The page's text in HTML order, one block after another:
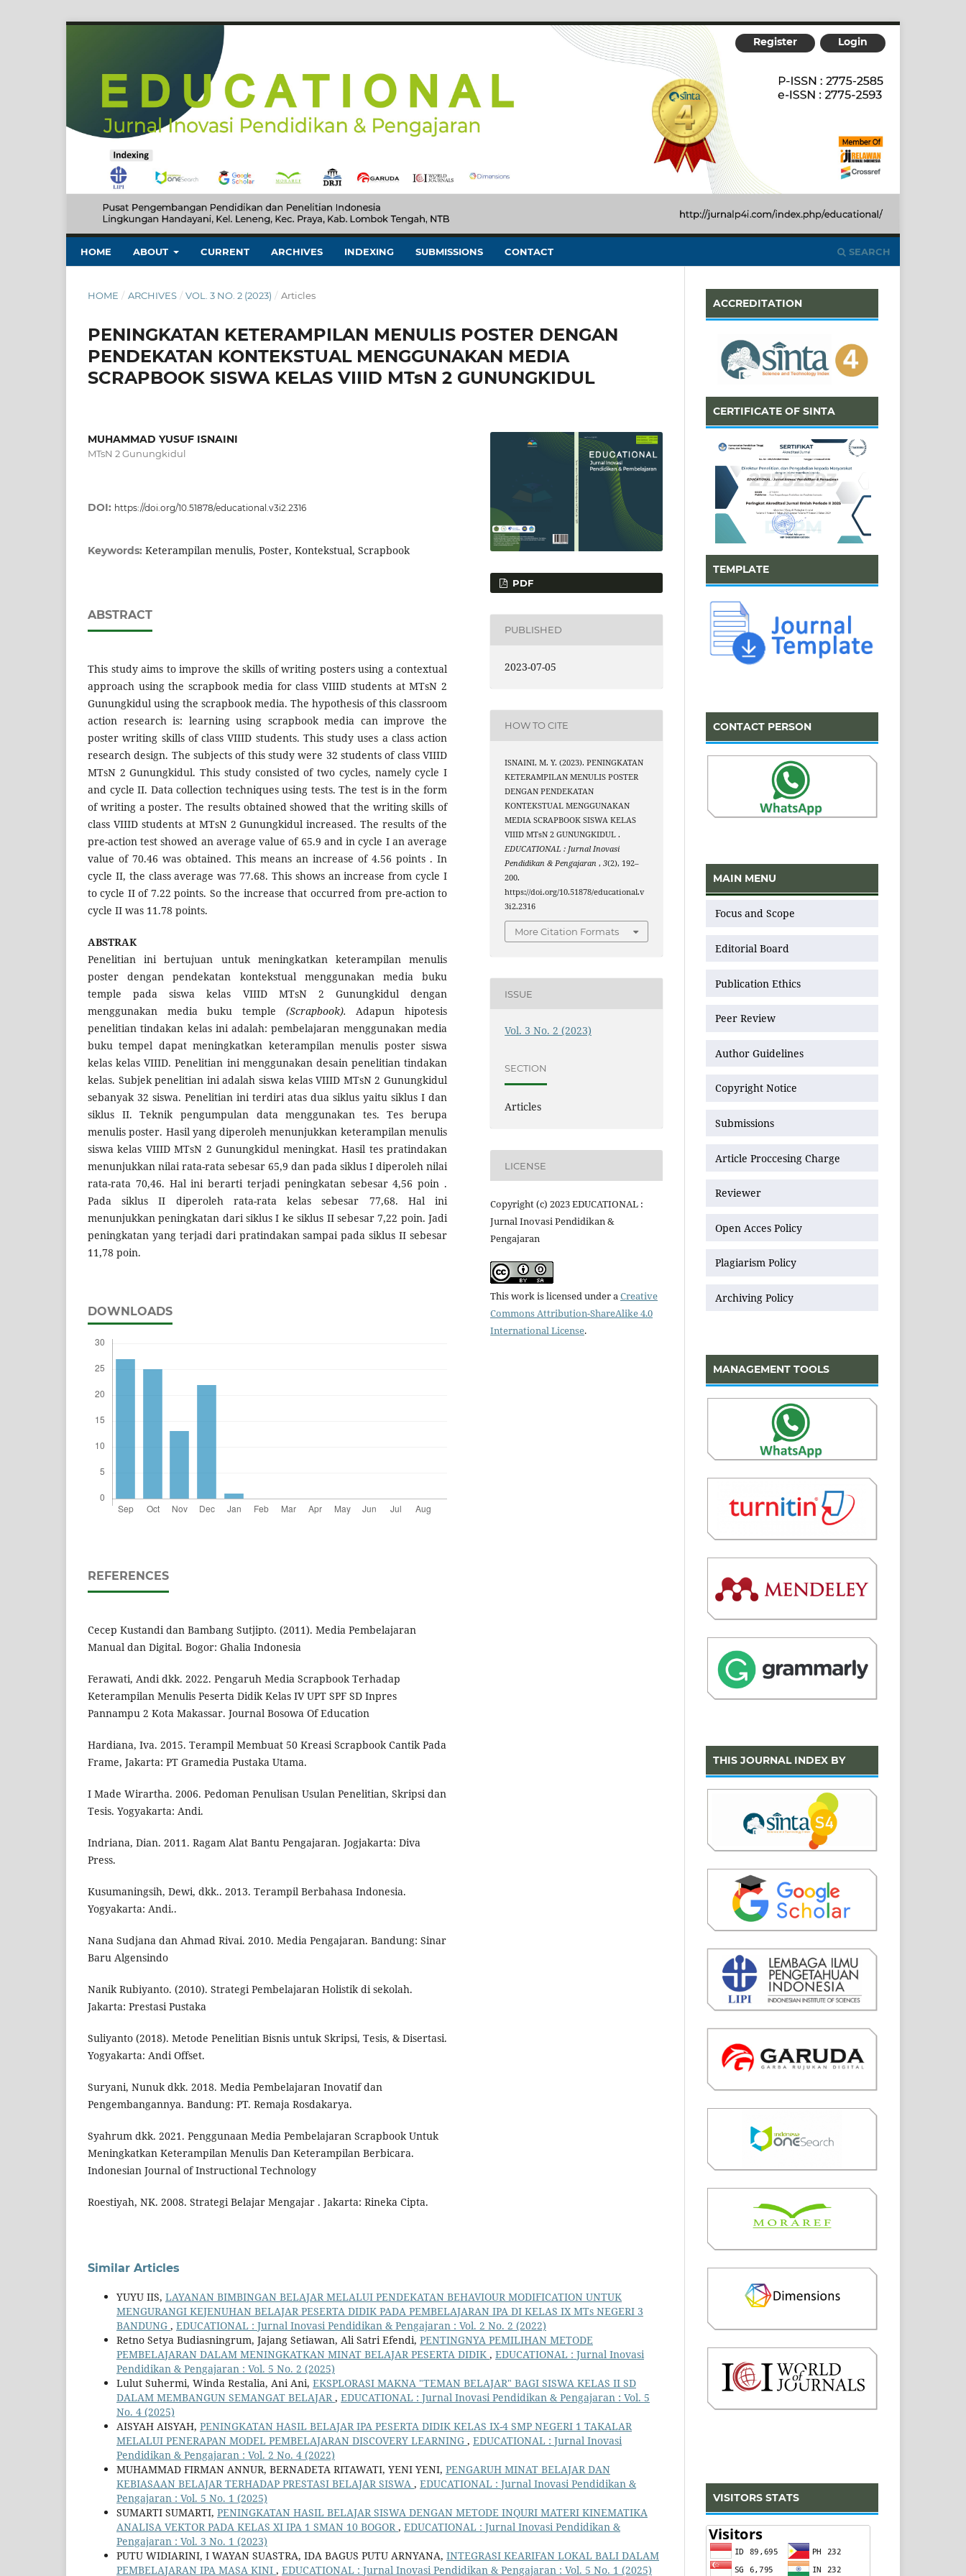
HOME ABOUT CURRENT ARCHIVES INDEXING SUBMISSIONS CONTACT SEARCH
Register Login
HOME / ARCHIVES / VOL. 3 NO. 2 (2023) / Articles
PENINGKATAN KETERAMPILAN MENULIS POSTER DENGAN
PENDEKATAN KONTEKSTUAL MENGGUNAKAN MEDIA
SCRAPBOOK SISWA KELAS VIIID MTsN 2 GUNUNGKIDUL
MUHAMMAD YUSUF ISNAINI
MTsN 2 Gunungkidul
DOI: https://doi.org/10.51878/educational.v3i2.2316
Keywords: Keterampilan menulis, Poster, Kontekstual, Scrapbook
ABSTRACT
This study aims to improve the skills of writing posters using a contextual
approach using the scrapbook media for class VIIID students at MTsN 2
Gunungkidul using the scrapbook media. The hypothesis of this classroom
action research is: learning using scrapbook media can improve the
poster writing skills of class VIIID students. This study uses a class action
research design. The subjects of this study were 32 students of class VIIID
MTsN 2 Gunungkidul. This study consisted of two cycles, namely cycle I
and cycle II. Data collection techniques using tests. The test is in the form
of writing a poster. The results obtained showed that the writing skills of
class VIIID students at MTsN 2 Gunungkidul increased. The results of the
pre-action test showed an average value of 65.9 and in cycle I an average
value of 70.46 was obtained. This means an increase of 4.56 points . In
cycle II, the class average was 77.68. This shows an increase from cycle I
to cycle II of 7.22 points. So the increase that occurred from pre-action to
cycle II was 11.78 points.
ABSTRAK
Penelitian ini bertujuan untuk meningkatkan keterampilan menulis
poster dengan pendekatan kontekstual menggunakan media buku
temple pada siswa kelas VIIID MTsN 2 Gunungkidul dengan
menggunakan media buku temple (Scrapbook). Adapun hipotesis
penelitian tindakan kelas ini adalah: pembelajaran menggunakan media
buku tempel dapat meningkatkan keterampilan menulis poster siswa
kelas kelas VIIID. Penelitian ini menggunakan desain penelitian tindakan
kelas. Subjek penelitian ini adalah siswa kelas VIIID MTsN 2 Gunungkidul
sebanyak 32 siswa. Penelitian ini terdiri atas dua siklus yaitu siklus I dan
siklus II. Teknik pengumpulan data menggunakan tes. Tes berupa
menulis poster. Hasil yang diperoleh menunjukkan keterampilan menulis
siswa kelas VIIID MTsN 2 Gunungkidul meningkat. Hasil tes pratindakan
menunjukkan nilai rata-rata sebesar 65,9 dan pada siklus I diperoleh nilai
rata-rata 70,46. Hal ini berarti terjadi peningkatan sebesar 4,56 poin .
Pada siklus II diperoleh rata-rata kelas sebesar 77,68. Hal ini
menunjukkan peningkatan dari siklus I ke siklus II sebesar 7,22 poin. Jadi
peningkatan yang terjadi dari pratindakan sampai pada siklus II sebesar
11,78 poin.
DOWNLOADS
REFERENCES
Cecep Kustandi dan Bambang Sutjipto. (2011). Media Pembelajaran
Manual dan Digital. Bogor: Ghalia Indonesia
Ferawati, Andi dkk. 2022. Pengaruh Media Scrapbook Terhadap
Keterampilan Menulis Peserta Didik Kelas IV UPT SPF SD Inpres
Pannampu 2 Kota Makassar. Journal Bosowa Of Education
Hardiana, Iva. 2015. Terampil Membuat 50 Kreasi Scrapbook Cantik Pada
Frame, Jakarta: PT Gramedia Pustaka Utama.
I Made Wirartha. 2006. Pedoman Penulisan Usulan Penelitian, Skripsi dan
Tesis. Yogyakarta: Andi.
Indriana, Dian. 2011. Ragam Alat Bantu Pengajaran. Jogjakarta: Diva
Press.
Kusumaningsih, Dewi, dkk.. 2013. Terampil Berbahasa Indonesia.
Yogyakarta: Andi..
Nana Sudjana dan Ahmad Rivai. 2010. Media Pengajaran. Bandung: Sinar
Baru Algensindo
Nanik Rubiyanto. (2010). Strategi Pembelajaran Holistik di sekolah.
Jakarta: Prestasi Pustaka
Suliyanto (2018). Metode Penelitian Bisnis untuk Skripsi, Tesis, & Disertasi.
Yogyakarta: Andi Offset.
Suryani, Nunuk dkk. 2018. Media Pembelajaran Inovatif dan
Pengembangannya. Bandung: PT. Remaja Rosdakarya.
Syahrum dkk. 2021. Penggunaan Media Pembelajaran Scrapbook Untuk
Meningkatkan Keterampilan Menulis Dan Keterampilan Berbicara.
Indonesian Journal of Instructional Technology
Roestiyah, NK. 2008. Strategi Belajar Mengajar . Jakarta: Rineka Cipta.
PDF
PUBLISHED
2023-07-05
HOW TO CITE
ISNAINI, M. Y. (2023). PENINGKATAN
KETERAMPILAN MENULIS POSTER
DENGAN PENDEKATAN
KONTEKSTUAL MENGGUNAKAN
MEDIA SCRAPBOOK SISWA KELAS
VIIID MTsN 2 GUNUNGKIDUL .
EDUCATIONAL : Jurnal Inovasi
Pendidikan & Pengajaran,3(2), 192–
200.
https://doi.org/10.51878/educational.v
3i2.2316
More Citation Formats
ISSUE
Vol. 3 No. 2 (2023)
SECTION
Articles
LICENSE
Copyright (c) 2023 EDUCATIONAL :
Jurnal Inovasi Pendidikan &
Pengajaran
This work is licensed under aCreative
Commons Attribution-ShareAlike 4.0
International License.
Similar Articles
YUYU IIS, LAYANAN BIMBINGAN BELAJAR MELALUI PENDEKATAN BEHAVIOUR MODIFICATION UNTUK
MENGURANGI KEJENUHAN BELAJAR PESERTA DIDIK PADA PEMBELAJARAN IPA DI KELAS IX MTs NEGERI 3
BANDUNG , EDUCATIONAL : Jurnal Inovasi Pendidikan & Pengajaran : Vol. 2 No. 2 (2022)
Retno Setya Budiasningrum, Jajang Setiawan, Ali Satri Efendi, PENTINGNYA PEMILIHAN METODE
PEMBELAJARAN DALAM MENINGKATKAN MINAT BELAJAR PESERTA DIDIK , EDUCATIONAL : Jurnal Inovasi
Pendidikan & Pengajaran : Vol. 5 No. 2 (2025)
Lulut Suhermi, Winda Restalia, Ani Ani, EKSPLORASI MAKNA "TEMAN BELAJAR" BAGI SISWA KELAS II SD
DALAM MEMBANGUN SEMANGAT BELAJAR, EDUCATIONAL : Jurnal Inovasi Pendidikan & Pengajaran : Vol. 5
No. 4 (2025)
AISYAH AISYAH, PENINGKATAN HASIL BELAJAR IPA PESERTA DIDIK KELAS IX-4 SMP NEGERI 1 TAKALAR
MELALUI PENERAPAN MODEL PEMBELAJARAN DISCOVERY LEARNING , EDUCATIONAL : Jurnal Inovasi
Pendidikan & Pengajaran : Vol. 2 No. 4 (2022)
MUHAMMAD FIRMAN ANNUR, BERNADETA RITAWATI, YENI YENI, PENGARUH MINAT BELAJAR DAN
KEBIASAAN BELAJAR TERHADAP PRESTASI BELAJAR SISWA , EDUCATIONAL : Jurnal Inovasi Pendidikan &
Pengajaran : Vol. 5 No. 1 (2025)
SUMARTI SUMARTI, PENINGKATAN HASIL BELAJAR SISWA DENGAN METODE INQURI MATERI KINEMATIKA
ANALISA VEKTOR PADA KELAS XI IPA 1 SMAN 10 BOGOR, EDUCATIONAL : Jurnal Inovasi Pendidikan &
Pengajaran : Vol. 3 No. 1 (2023)
PUTU WIDIARINI, I WAYAN SUASTRA, IDA BAGUS PUTU ARNYANA, INTEGRASI KEARIFAN LOKAL BALI DALAM
PEMBELAJARAN IPA MASA KINI , EDUCATIONAL : Jurnal Inovasi Pendidikan & Pengajaran : Vol. 5 No. 1 (2025)
ACCREDITATION
CERTIFICATE OF SINTA
TEMPLATE
CONTACT PERSON
MAIN MENU
Focus and Scope
Editorial Board
Publication Ethics
Peer Review
Author Guidelines
Copyright Notice
Submissions
Article Proccesing Charge
Reviewer
Open Acces Policy
Plagiarism Policy
Archiving Policy
MANAGEMENT TOOLS
THIS JOURNAL INDEX BY
VISITORS STATS